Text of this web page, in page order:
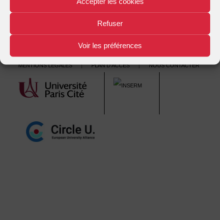
Refuser
Voir les préférences
Mentions légales | Plan d'accès | Nous contacter